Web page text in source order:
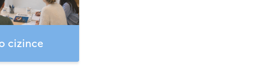
cizince